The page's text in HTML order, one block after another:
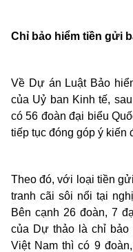
Chỉ bảo hiểm tiền gửi
Về Dự án Luật Bảo
của Uỷ ban Kinh tế,
có 56 đoàn đại biểu
tiếp tục đóng góp ý kiến
Theo đó, với loại tiền
tranh cãi sôi nổi tại
Bên cạnh 26 đoàn, 7
của Dự thảo là chỉ
Việt Nam thì có 9